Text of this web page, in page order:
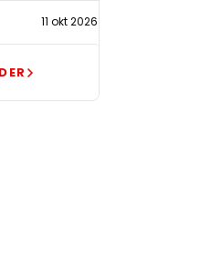
11 okt 2026